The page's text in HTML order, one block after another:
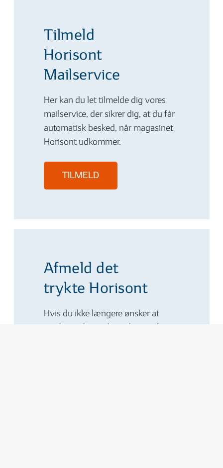
Tilmeld
Horisont
Mailservice
Her kan du let tilmelde dig vores
mailservice, der sikrer dig, at du får
automatisk besked, når magasinet
Horisont udkommer.
TILMELD
Afmeld det
trykte Horisont
Hvis du ikke længere ønsker at
modtage den trykte udgave af